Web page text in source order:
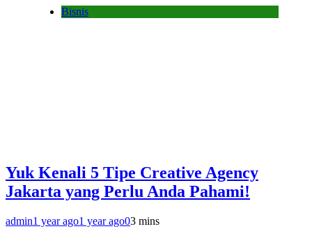
Bisnis
Yuk Kenali 5 Tipe Creative Agency
Jakarta yang Perlu Anda Pahami!
admin1 year ago1 year ago03 mins